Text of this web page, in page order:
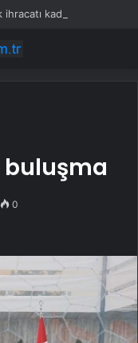
buluşma
0